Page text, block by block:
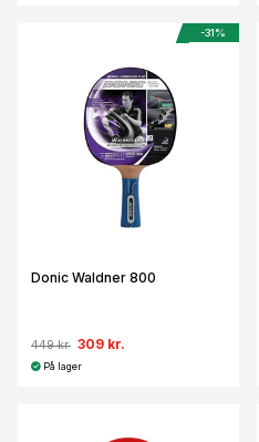
-31%
Donic Waldner 800
449 kr. 309 kr.
På lager